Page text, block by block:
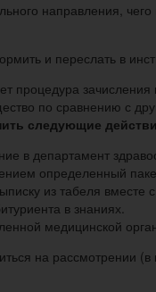
направления,
и переслать в
процедура
по сравнению с
следующие
в департамент
определенный
из табеля
в знаниях.
медицинской
на рассмотрении